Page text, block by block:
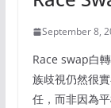
September 8,
Race swap白
族歧視仍然很
任，而非因為